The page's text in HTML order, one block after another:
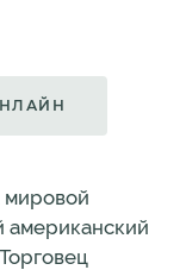
мировой
американский